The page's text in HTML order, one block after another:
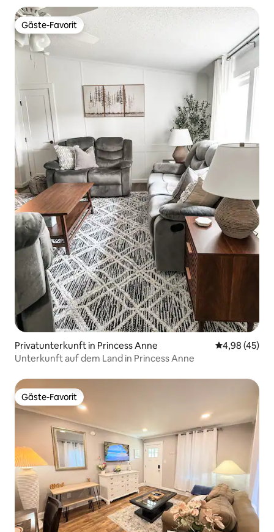
Gäste-Favorit
Gäste-Favorit
Privatunterkunft in Princess Anne
4,98 (45)
Unterkunft auf dem Land in Princess Anne
Gäste-Favorit
Gäste-Favorit